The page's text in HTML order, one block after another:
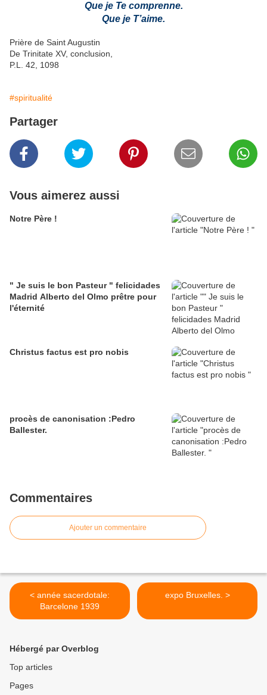
Que je Te comprenne.
Que je T’aime.
Prière de Saint Augustin
De Trinitate XV, conclusion,
P.L. 42, 1098
#spiritualité
Partager
Vous aimerez aussi
Notre Père !
" Je suis le bon Pasteur " felicidades
Madrid Alberto del Olmo prêtre pour
l'éternité
Christus factus est pro nobis
procès de canonisation :Pedro
Ballester.
Commentaires
Ajouter un commentaire
< année sacerdotale:
Barcelone 1939
expo Bruxelles. >
Hébergé par Overblog
Top articles
Pages